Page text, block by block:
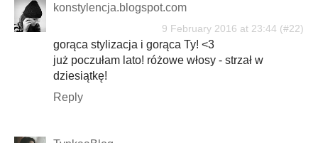
konstylencja.blogspot.com
9 February 2016 at 23:44
gorąca stylizacja i gorąca Ty! <3
już poczułam lato! różowe włosy - strzał w
dziesiątkę!
Reply